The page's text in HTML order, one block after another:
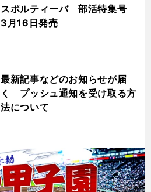
スポルティーバ 部活特集号
3月16日発売
最新記事などのお知らせが届
く プッシュ通知を受け取る方
法について